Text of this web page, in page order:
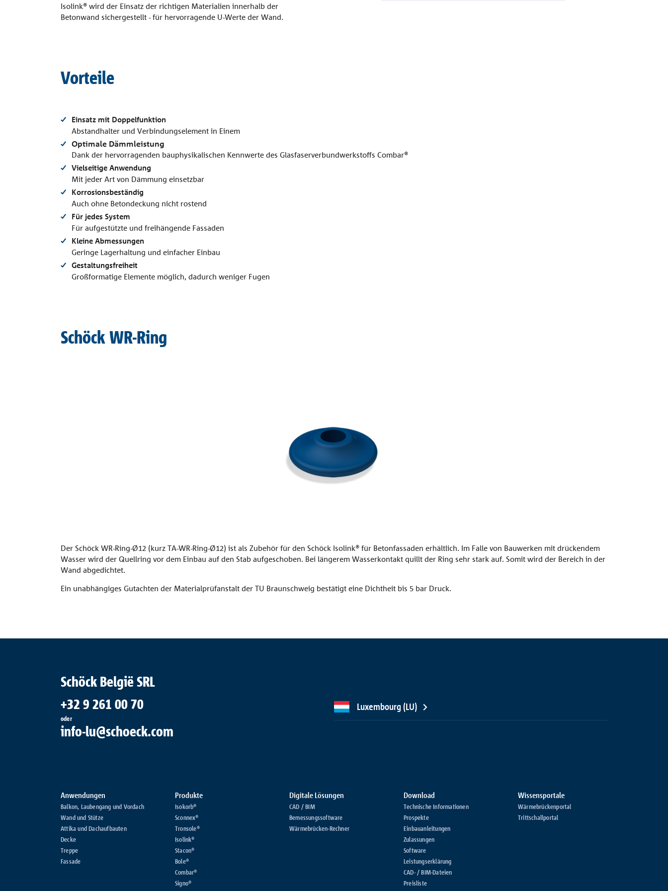
Isolink® wird der Einsatz der richtigen Materialien innerhalb der
Betonwand sichergestellt - für hervorragende U-Werte der Wand.
Vorteile
Einsatz mit Doppelfunktion
Abstandhalter und Verbindungselement in Einem
Optimale Dämmleistung
Dank der hervorragenden bauphysikalischen Kennwerte des Glasfaserverbundwerkstoffs Combar®
Vielseitige Anwendung
Mit jeder Art von Dämmung einsetzbar
Korrosionsbeständig
Auch ohne Betondeckung nicht rostend
Für jedes System
Für aufgestützte und freihängende Fassaden
Kleine Abmessungen
Geringe Lagerhaltung und einfacher Einbau
Gestaltungsfreiheit
Großformatige Elemente möglich, dadurch weniger Fugen
Schöck WR-Ring
Der Schöck WR-Ring-Ø12 (kurz TA-WR-Ring-Ø12) ist als Zubehör für den Schöck Isolink® für Betonfassaden erhältlich. Im Falle von Bauwerken mit drückendem
Wasser wird der Quellring vor dem Einbau auf den Stab aufgeschoben. Bei längerem Wasserkontakt quillt der Ring sehr stark auf. Somit wird der Bereich in der
Wand abgedichtet.
Ein unabhängiges Gutachten der Materialprüfanstalt der TU Braunschweig bestätigt eine Dichtheit bis 5 bar Druck.
Schöck België SRL
+32 9 261 00 70
oder
info-lu@schoeck.com
Luxembourg (LU)
Anwendungen
Balkon, Laubengang und Vordach
Wand und Stütze
Attika und Dachaufbauten
Decke
Treppe
Fassade
Produkte
Isokorb®
Sconnex®
Tronsole®
Isolink®
Stacon®
Bole®
Combar®
Signo®
Digitale Lösungen
CAD / BIM
Bemessungssoftware
Wärmebrücken-Rechner
Download
Technische Informationen
Prospekte
Einbauanleitungen
Zulassungen
Software
Leistungserklärung
CAD- / BIM-Dateien
Preisliste
Wissensportale
Wärmebrückenportal
Trittschallportal